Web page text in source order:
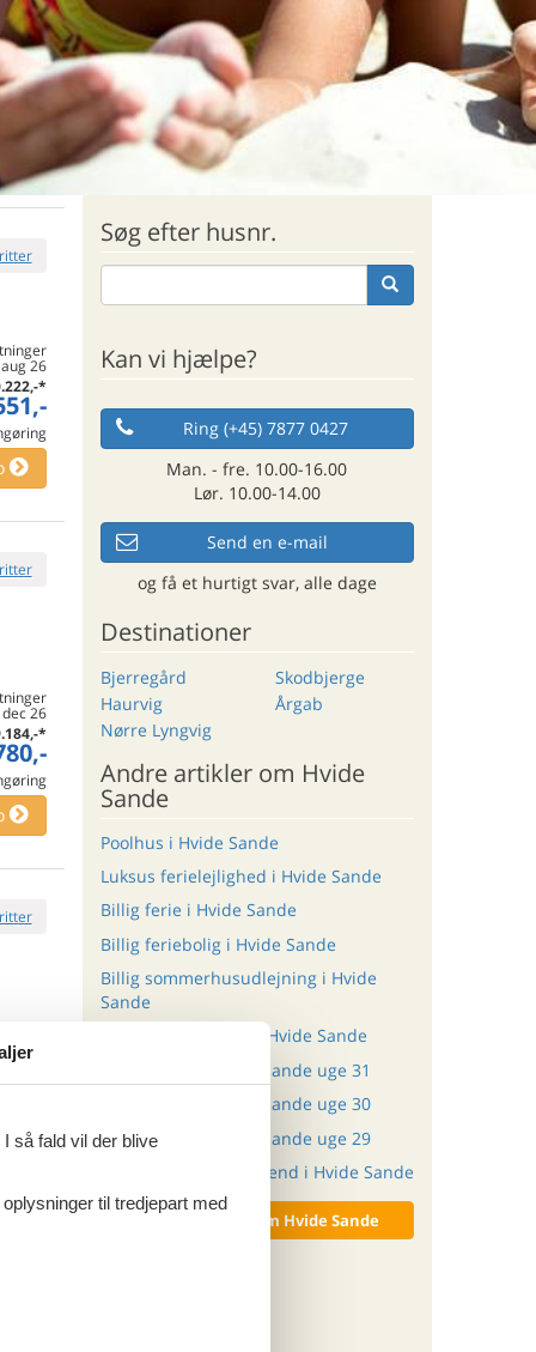
26
*
26
*
26
9.948,-
Søg efter husnr.
Kan vi hjælpe?
Ring (+45) 7877 0427
Man. - fre. 10.00-16.00
Lør. 10.00-14.00
Send en e-mail
og få et hurtigt svar, alle dage
Destinationer
Bjerregård
Haurvig
Nørre Lyngvig
Skodbjerge
Årgab
Andre artikler om Hvide
Sande
Poolhus i Hvide Sande
Luksus ferielejlighed i Hvide Sande
Billig ferie i Hvide Sande
Billig feriebolig i Hvide Sande
Billig sommerhusudlejning i Hvide
Sande
Store sommerhuse i Hvide Sande
Sommerhus i Hvide Sande uge 31
Sommerhus i Hvide Sande uge 30
Sommerhus i Hvide Sande uge 29
Sommerhus en weekend i Hvide Sande
Vis alle artikler om Hvide Sande
så fald vil der blive
til tredjepart med